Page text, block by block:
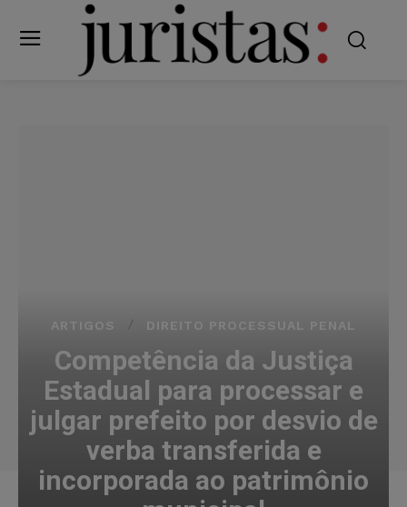
ARTIGOS DIREITO PROCESSUAL PENAL
Competência da Justiça
Estadual para processar e
julgar prefeito por desvio de
verba transferida e
incorporada ao patrimônio